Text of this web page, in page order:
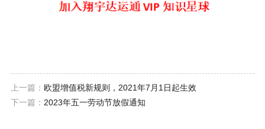
上一篇： 欧盟增值税新规则，2021年7月1日起生效
下一篇： 2023年五一劳动节放假通知